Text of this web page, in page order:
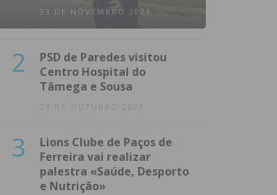
23 DE NOVEMBRO 2023
2
PSD de Paredes visitou
Centro Hospital do
Tâmega e Sousa
23 DE OUTUBRO 2023
3
Lions Clube de Paços de
Ferreira vai realizar
palestra «Saúde, Desporto
e Nutrição»